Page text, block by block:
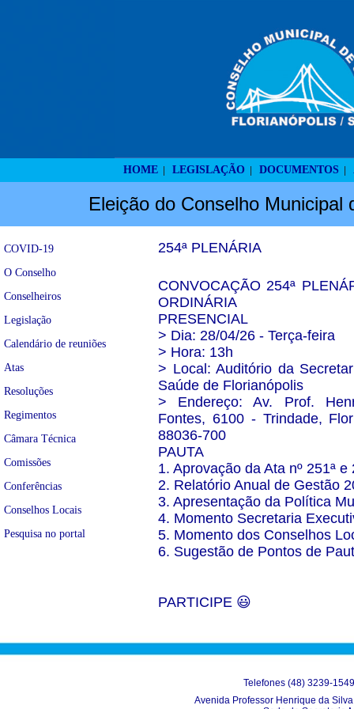
HOME LEGISLAÇÃO DOCUMENTOS
Eleição do Conselho
COVID-19
O Conselho
Conselheiros
Legislação
Calendário de reuniões
Atas
Resoluções
Regimentos
Câmara Técnica
Comissões
Conferências
Conselhos Locais
Pesquisa no portal
254ª PLENÁRIA
CONVOCAÇÃO 254ª
ORDINÁRIA
PRESENCIAL
> Dia: 28/04/26 - Terça-feira
> Hora: 13h
> Local: Auditório da
Saúde de Florianópolis
> Endereço: Av. Prof.
Fontes, 6100 - Trindade,
88036-700
PAUTA
1. Aprovação da Ata nº 251ª e
2. Relatório Anual de Gestão
3. Apresentação da Política
4. Momento Secretaria
5. Momento dos Conselhos
6. Sugestão de Pontos de
PARTICIPE 😃
Telefones (48) 3239-
Avenida Professor Henrique da